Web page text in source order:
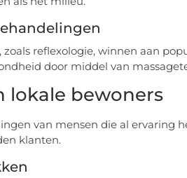
reflexologie, winnen aan
door middel van
lokale bewoners
van mensen die al ervaring
klanten.